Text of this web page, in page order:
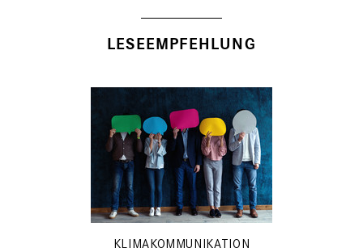
LESEEMPFEHLUNG
KLIMAKOMMUNIKATION